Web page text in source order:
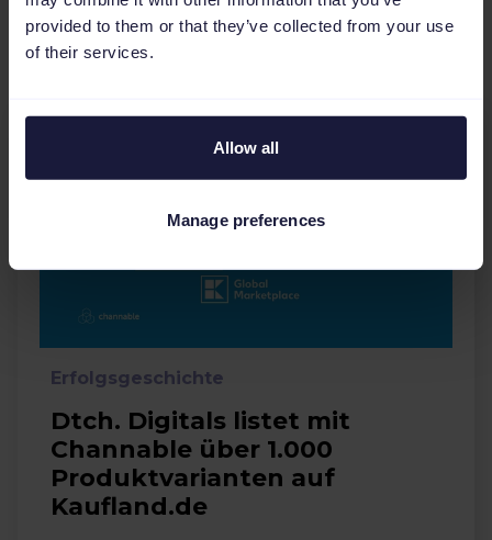
provided to them or that they’ve collected from your use
of their services.
Allow all
Manage preferences
Vanshj Seth
Erfolgsgeschichte
Dtch. Digitals listet mit
Channable über 1.000
Produktvarianten auf
Kaufland.de